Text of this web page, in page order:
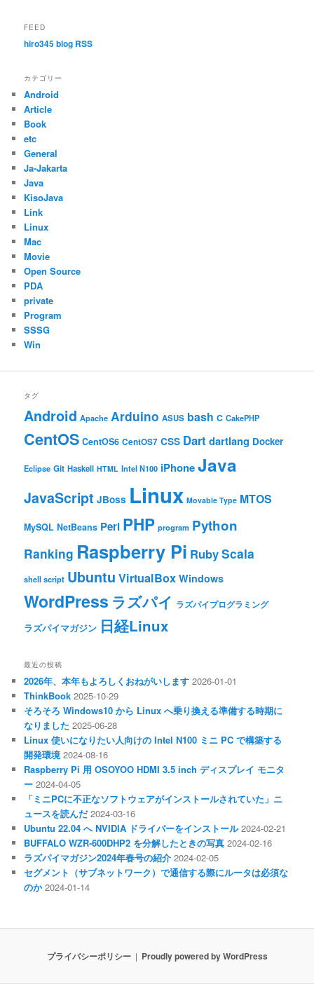
FEED
hiro345 blog RSS
カテゴリー
Android
Article
Book
etc
General
Ja-Jakarta
Java
KisoJava
Link
Linux
Mac
Movie
Open Source
PDA
private
Program
SSSG
Win
タグ
Android Apache Arduino ASUS bash C CakePHP
CentOS CentOS6 CentOS7 CSS Dart dartlang Docker
Eclipse Git Haskell HTML Intel N100 iPhoneJava
JavaScript JBoss Linux Movable Type MTOS
MySQL NetBeans Perl PHP program Python
Ranking Raspberry Pi RubyScala
shell script Ubuntu VirtualBox Windows
WordPress ラズパイ ラズパイプログラミング
ラズパイマガジン 日経Linux
最近の投稿
2026年、本年もよろしくおねがいします 2026-01-01
ThinkBook 2025-10-29
そろそろ Windows10 から Linux へ乗り換える準備する時期に
なりました 2025-06-28
Linux 使いになりたい人向けの Intel N100 ミニ PC で構築する
開発環境 2024-08-16
Raspberry Pi 用 OSOYOO HDMI 3.5 inch ディスプレイ モニタ
ー 2024-04-05
「ミニPCに不正なソフトウェアがインストールされていた」ニ
ュースを読んだ 2024-03-16
Ubuntu 22.04 へ NVIDIA ドライバーをインストール 2024-02-21
BUFFALO WZR-600DHP2 を分解したときの写真 2024-02-16
ラズパイマガジン2024年春号の紹介 2024-02-05
セグメント（サブネットワーク）で通信する際にルータは必須な
のか 2024-01-14
プライバシーポリシー Proudly powered by WordPress